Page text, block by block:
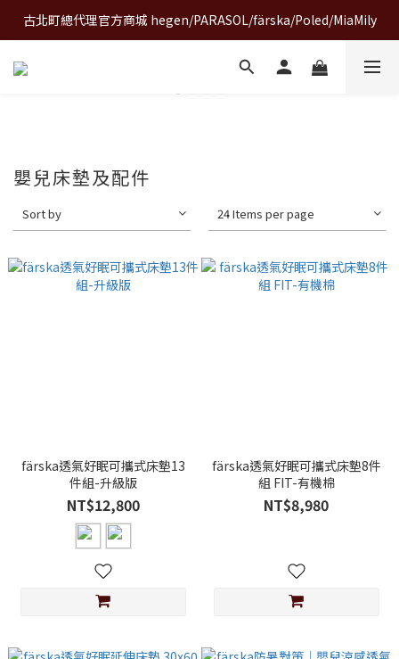
A World of Wonder 奇想世界特展｜套票熱賣中
古北町總代理官方商城 hegen/PARASOL/färska/Poled/MiaMily
A World of Wonder 奇想世界特展｜套票熱賣中
嬰兒床墊及配件
Sort by 24 Items per page
färska透氣好眠可攜式床墊13
件組-升級版
NT$12,800
färska透氣好眠可攜式床墊8件
組 FIT-有機棉
NT$8,980